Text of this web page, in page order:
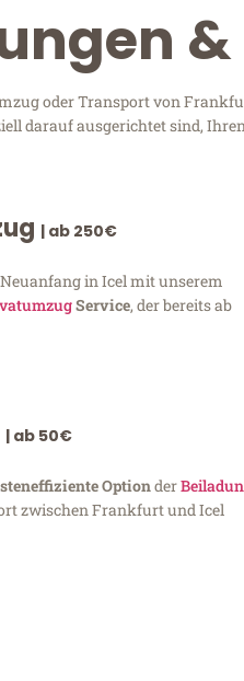
oder Transport von
darauf ausgerichtet sind,
| ab 250€
in Icel mit unserem
Service, der bereits ab
| ab 50€
Optionder
zwischen Frankfurt und Icel